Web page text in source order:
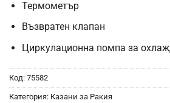
Термометър
Възвратен клапан
Циркулационна помпа за
Код: 75582
Категория: Казани за Ракия